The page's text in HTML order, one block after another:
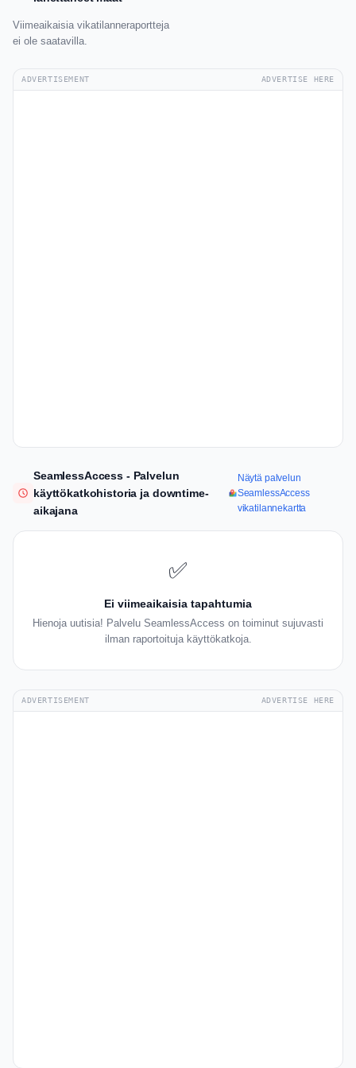
Viimeaikaisia vikatilanneraportteja
ei ole saatavilla.
ADVERTISEMENT ADVERTISE HERE
SeamlessAccess - Palvelun
käyttökatkohistoria ja downtime-
aikajana
Näytä palvelun
SeamlessAccess
vikatilannekartta
✅
Ei viimeaikaisia tapahtumia
Hienoja uutisia! Palvelu SeamlessAccess on toiminut sujuvasti
ilman raportoituja käyttökatkoja.
ADVERTISEMENT ADVERTISE HERE